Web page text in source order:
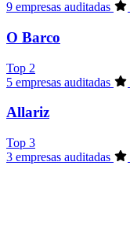
9 empresas auditadas
O Barco
Top 2
5 empresas auditadas
Allariz
Top 3
3 empresas auditadas